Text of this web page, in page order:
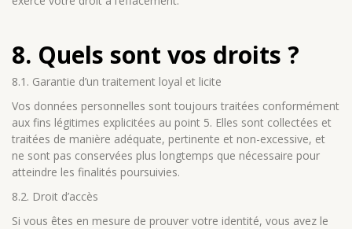
8. Quels sont vos droits ?
8.1. Garantie d’un traitement loyal et licite
Vos données personnelles sont toujours traitées conformément
aux fins légitimes explicitées au point 5. Elles sont collectées et
traitées de manière adéquate, pertinente et non-excessive, et
ne sont pas conservées plus longtemps que nécessaire pour
atteindre les finalités poursuivies.
8.2. Droit d’accès
Si vous êtes en mesure de prouver votre identité, vous avez le